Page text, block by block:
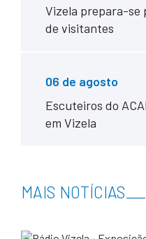
Vizela prepara-se
de visitantes
06 de agosto
Escuteiros do
em Vizela
MAIS NOTÍCIAS